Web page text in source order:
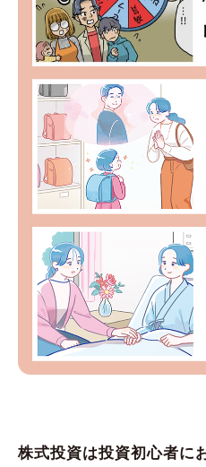
株式投資は投資初心者に